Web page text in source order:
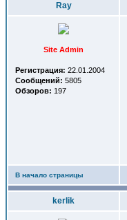
Ray
Site Admin
Регистрация: 22.01.2004
Сообщений: 5805
Обзоров: 197
В начало страницы
kerlik